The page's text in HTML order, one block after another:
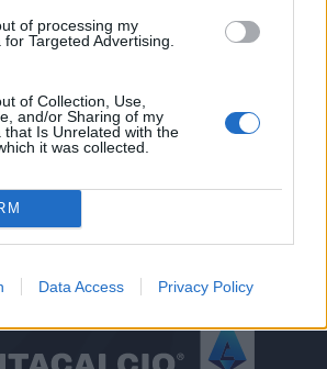
of processing my
Targeted Advertising.
of Collection, Use,
and/or Sharing of my
that Is Unrelated with the
it was collected.
Data Access Privacy Policy
Fantacalcio.it